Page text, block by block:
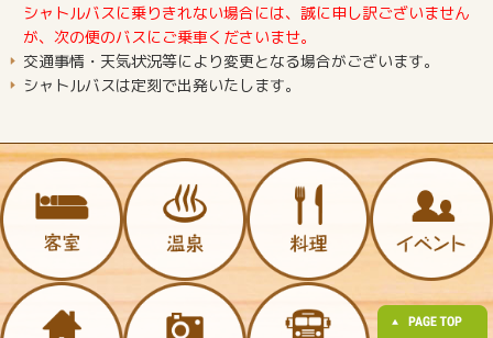
シャトルバスに乗りきれない場合には、誠に申し訳ございません
が、次の便のバスにご乗車くださいませ。
交通事情・天気状況等により変更となる場合がございます。
シャトルバスは定刻で出発いたします。